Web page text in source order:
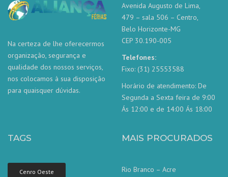
Na certeza de lhe oferecermos
organização, segurança e
qualidade dos nossos serviços,
nos colocamos à sua disposição
para quaisquer dúvidas.
Avenida Augusto de Lima,
479 – sala 506 – Centro,
Belo Horizonte-MG
CEP 30.190-005
Telefones:
Fixo: (31) 25553588
Horário de atendimento: De
Segunda a Sexta feira de 9:00
Ás 12:00 e de 14:00 Ás 18:00
TAGS
Cenro Oeste
MAIS PROCURADOS
Rio Branco – Acre